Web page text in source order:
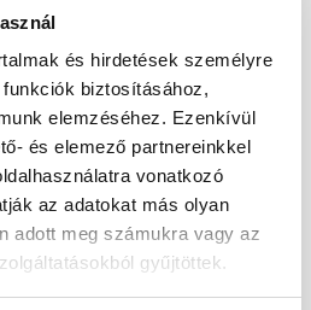
és hirdetések személyre
biztosításához,
elemzéséhez. Ezenkívül
és elemező partnereinkkel
vonatkozó
az adatokat más olyan
adott meg számukra vagy az
gyűjtöttek.
, mandula és kesuvajat!
és óvatosan.
finom, egészséges
hogy sokáig friss